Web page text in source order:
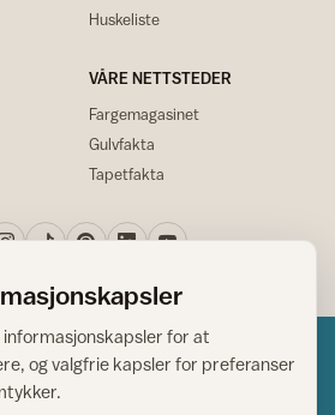
Huskeliste
VÅRE NETTSTEDER
Fargemagasinet
Gulvfakta
Tapetfakta
for at
og valgfrie kapsler for preferanser